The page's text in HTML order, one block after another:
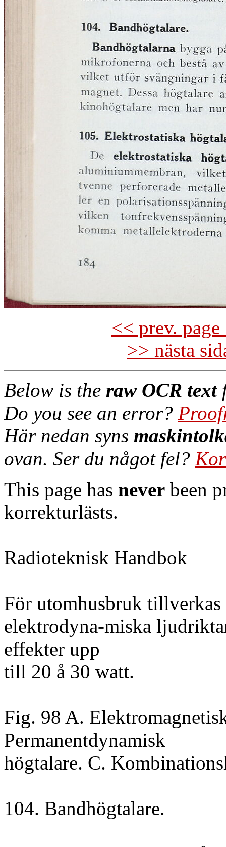
<< prev.
>> nästa
Below is the raw OCR text
Do you see an error?
Här nedan syns
ovan. Ser du något fel?
This page has never been
korrekturlästs.
Radioteknisk Handbok
För utomhusbruk tillverkas
elektrodyna-miska
effekter upp
till 20 å 30 watt.
Fig. 98 A.
Permanentdynamisk
högtalare. C.
104. Bandhögtalare.